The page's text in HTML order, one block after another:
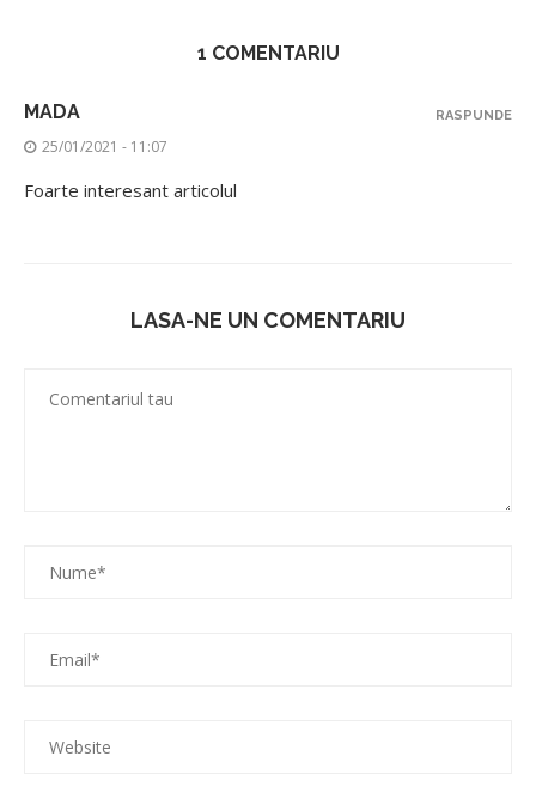
1 COMENTARIU
MADA
25/01/2021 - 11:07
Foarte interesant articolul
RASPUNDE
LASA-NE UN COMENTARIU